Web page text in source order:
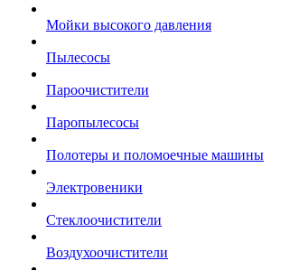
Мойки высокого давления
Пылесосы
Пароочистители
Паропылесосы
Полотеры и поломоечные машины
Электровеники
Стеклоочистители
Воздухоочистители